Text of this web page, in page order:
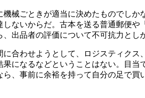
械ごときが適当に決めたものでし
ないからだ。古本を送る普通郵便
出品者の評価について不可抗力とし
合わせようとして、ロジスティク
になるなどということはない。目
、事前に余裕を持って自分の足で買